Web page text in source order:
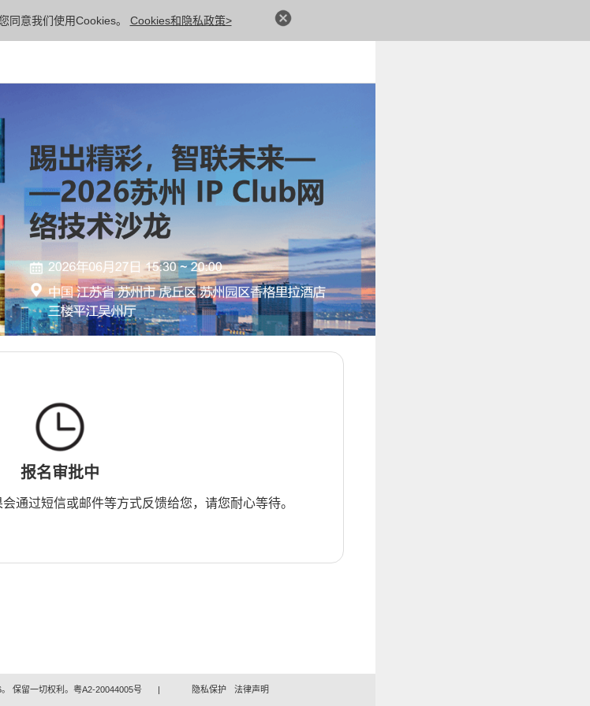
同意我们使用Cookies。 Cookies和隐私政策>
报名审批中
通过短信或邮件等方式反馈给您，请您耐心等待。
保留一切权利。粤A2-20044005号 | 隐私保护 法律声明